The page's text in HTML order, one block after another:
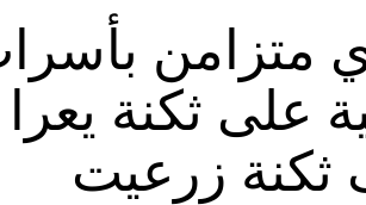
منشأة عسكرية تحمل اسم “عماد 4″، نسبة الى القائد العسكري في
متزامن
على ثكنة
زرعيت